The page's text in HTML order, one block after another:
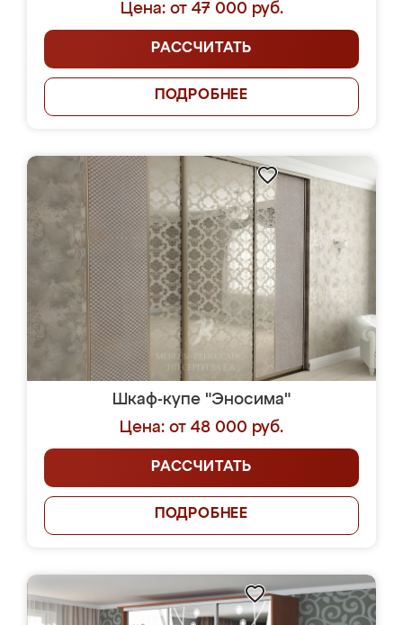
Цена: от 47 000 руб.
РАССЧИТАТЬ
ПОДРОБНЕЕ
Шкаф-купе "Эносима"
Цена: от 48 000 руб.
РАССЧИТАТЬ
ПОДРОБНЕЕ